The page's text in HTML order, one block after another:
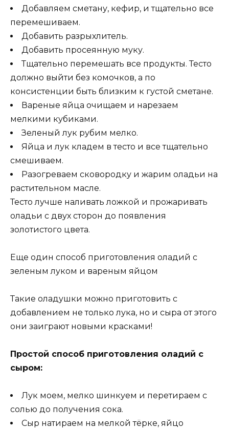
Добавляем сметану, кефир, и тщательно все
перемешиваем.
Добавить разрыхлитель.
Добавить просеянную муку.
Тщательно перемешать все продукты. Тесто
должно выйти без комочков, а по
консистенции быть близким к густой сметане.
Вареные яйца очищаем и нарезаем
мелкими кубиками.
Зеленый лук рубим мелко.
Яйца и лук кладем в тесто и все тщательно
смешиваем.
Разогреваем сковородку и жарим оладьи на
растительном масле.
Тесто лучше наливать ложкой и прожаривать
оладьи с двух сторон до появления
золотистого цвета.
Еще один способ приготовления оладий с
зеленым луком и вареным яйцом
Такие оладушки можно приготовить с
добавлением не только лука, но и сыра от этого
они заиграют новыми красками!
Простой способ приготовления оладий с
сыром:
Лук моем, мелко шинкуем и перетираем с
солью до получения сока.
Сыр натираем на мелкой тёрке, яйцо